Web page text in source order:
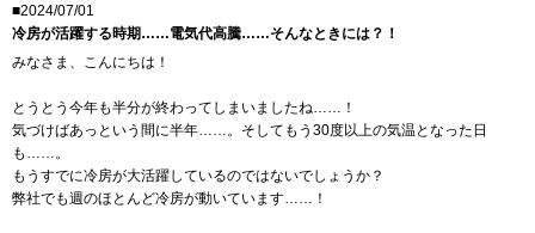
■2024/07/01
冷房が活躍する時期……電気代高騰……そんなときには？！
みなさま、こんにちは！
とうとう今年も半分が終わってしまいましたね……！
気づけばあっという間に半年……。そしてもう30度以上の気温となった日
も……。
もうすでに冷房が大活躍しているのではないでしょうか？
弊社でも週のほとんど冷房が動いています……！